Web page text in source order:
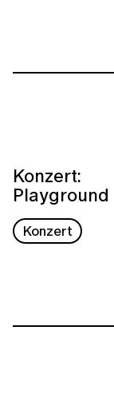
Konzert:
Playground
Konzert